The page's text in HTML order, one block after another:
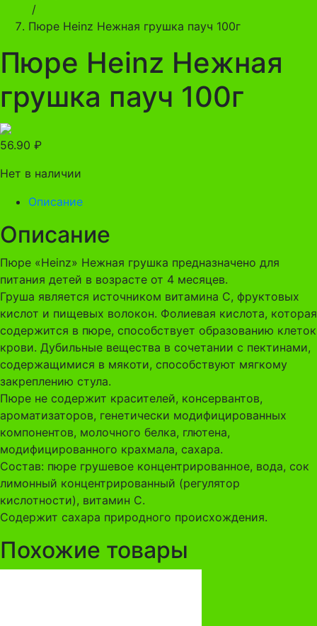
/
Пюре Heinz Нежная грушка пауч 100г
Пюре Heinz Нежная
грушка пауч 100г
56.90 ₽
Нет в наличии
Описание
Описание
Пюре «Heinz» Нежная грушка предназначено для
питания детей в возрасте от 4 месяцев.
Груша является источником витамина С, фруктовых
кислот и пищевых волокон. Фолиевая кислота, которая
содержится в пюре, способствует образованию клеток
крови. Дубильные вещества в сочетании с пектинами,
содержащимися в мякоти, способствуют мягкому
закреплению стула.
Пюре не содержит красителей, консервантов,
ароматизаторов, генетически модифицированных
компонентов, молочного белка, глютена,
модифицированного крахмала, сахара.
Состав: пюре грушевое концентрированное, вода, сок
лимонный концентрированный (регулятор
кислотности), витамин С.
Содержит сахара природного происхождения.
Похожие товары